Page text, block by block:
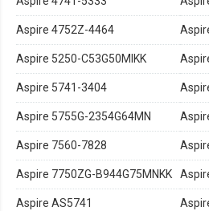
Aspire 4752Z-4464
Aspire 5250-C53G50MIKK
Aspire 5741-3404
Aspire 5755G-2354G64MN
Aspire 7560-7828
Aspire 7750ZG-B944G75MNKK
Aspire AS5741